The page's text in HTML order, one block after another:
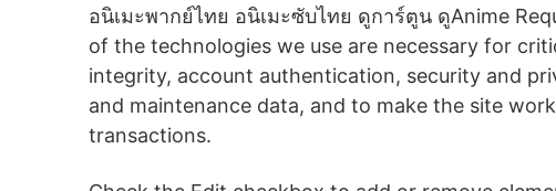
อนิเมะพากย์ไทย อนิเมะซับไทย ดูการ์ตูน ดูAnime
of the technologies we use are necessary for
integrity, account authentication, security and
and maintenance data, and to make the site
transactions.